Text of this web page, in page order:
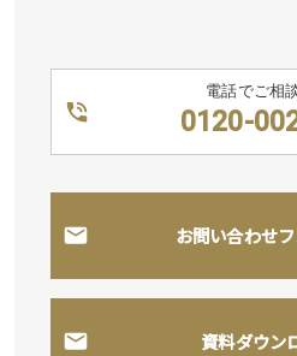
電話でご相
0120-
お問い合わせ
資料ダウン